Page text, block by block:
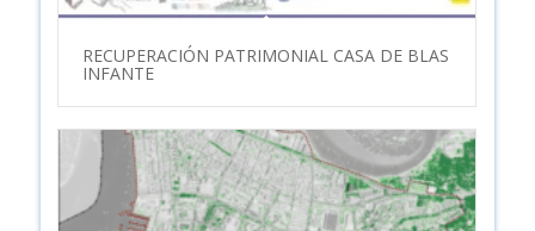
RECUPERACIÓN PATRIMONIAL CASA DE BLAS
INFANTE